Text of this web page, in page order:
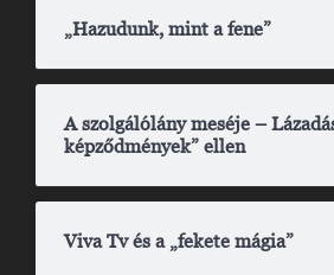
„Hazudunk, mint a fene”
A szolgálólány meséje –
képződmények” ellen
Viva Tv és a „fekete mágia”